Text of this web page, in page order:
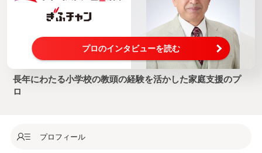
プロのインタビューを読む
長年にわたる小学校の教頭の経験を活かした家庭支援のプ
ロ
プロフィール